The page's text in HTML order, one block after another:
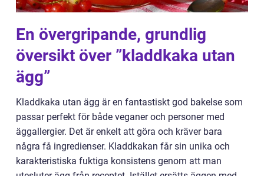
En övergripande, grundlig
översikt över ”kladdkaka utan
ägg”
Kladdkaka utan ägg är en fantastiskt god bakelse som
passar perfekt för både veganer och personer med
äggallergier. Det är enkelt att göra och kräver bara
några få ingredienser. Kladdkakan får sin unika och
karakteristiska fuktiga konsistens genom att man